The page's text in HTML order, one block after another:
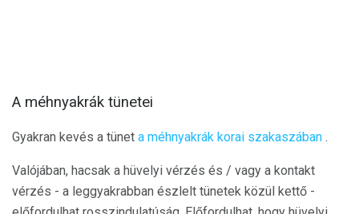
A méhnyakrák tünetei
Gyakran kevés a tünet a méhnyakrák korai szakaszában .
Valójában, hacsak a hüvelyi vérzés és / vagy a kontakt
vérzés - a leggyakrabban észlelt tünetek közül kettő -